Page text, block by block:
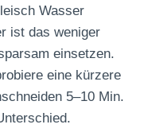
Wasser
ist das weniger
einsetzen.
eine kürzere
5–10 Min.